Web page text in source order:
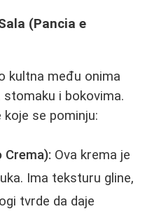
(Pancia e
kultna među onima
stomaku i bokovima.
se pominju:
Ova krema je
Ima teksturu gline,
tvrde da daje